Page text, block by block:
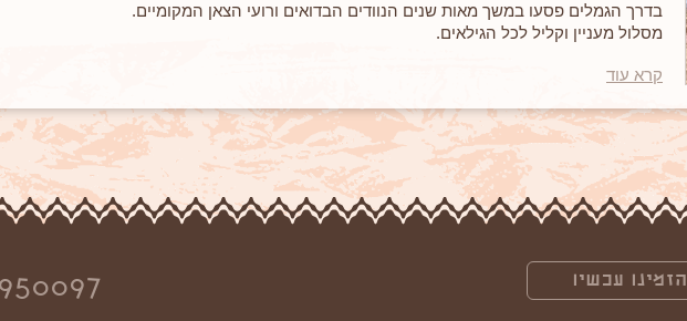
בדרך הגמלים פסעו במשך מאות שנים הנוודים הבדואים ורועי הצאן המקומיים.
מסלול מעניין וקליל לכל הגילאים.
קרא עוד
הזמינו עכשיו